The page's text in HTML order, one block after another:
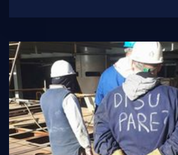
kontinuiranih ulaganja u rješenja